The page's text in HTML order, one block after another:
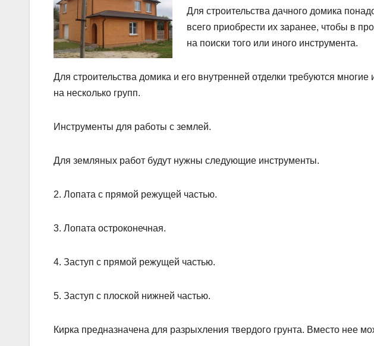
Для строительства дачного домика
всего приобрести их заранее, чтобы в
на поиски того или иного инструмента.
Для строительства домика и его внутренней отделки требуются
на несколько групп.
Инструменты для работы с землей.
Для земляных работ будут нужны следующие инструменты.
2. Лопата с прямой режущей частью.
3. Лопата остроконечная.
4. Заступ с прямой режущей частью.
5. Заступ с плоской нижней частью.
Кирка предназначена для разрыхления твердого грунта. Вместо нее